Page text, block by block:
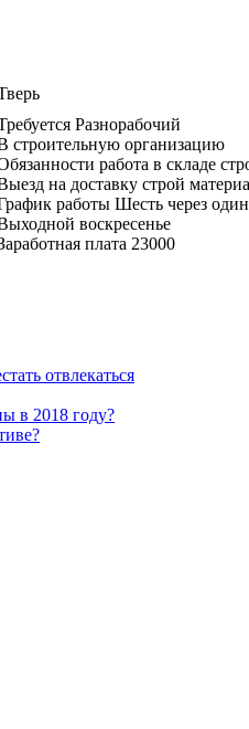
Разнорабочий
строительную организацию
работа в складе
на доставку строй
работы Шесть через один
воскресенье
плата 23000
отвлекаться
в 2018 году?